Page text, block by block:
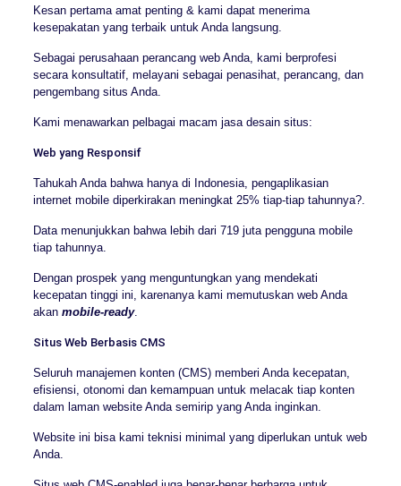
Kesan pertama amat penting & kami dapat menerima
kesepakatan yang terbaik untuk Anda langsung.
Sebagai perusahaan perancang web Anda, kami berprofesi
secara konsultatif, melayani sebagai penasihat, perancang, dan
pengembang situs Anda.
Kami menawarkan pelbagai macam jasa desain situs:
Web yang Responsif
Tahukah Anda bahwa hanya di Indonesia, pengaplikasian
internet mobile diperkirakan meningkat 25% tiap-tiap tahunnya?.
Data menunjukkan bahwa lebih dari 719 juta pengguna mobile
tiap tahunnya.
Dengan prospek yang menguntungkan yang mendekati
kecepatan tinggi ini, karenanya kami memutuskan web Anda
akan mobile-ready.
Situs Web Berbasis CMS
Seluruh manajemen konten (CMS) memberi Anda kecepatan,
efisiensi, otonomi dan kemampuan untuk melacak tiap konten
dalam laman website Anda semirip yang Anda inginkan.
Website ini bisa kami teknisi minimal yang diperlukan untuk web
Anda.